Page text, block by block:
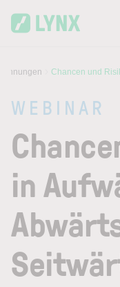
Chancen und
WEBINAR
in